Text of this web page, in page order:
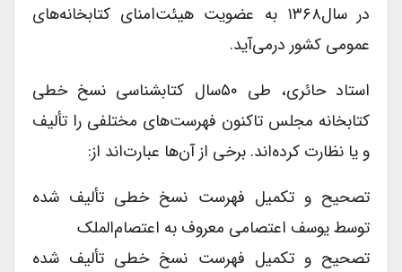
در سال۱۳۶۸ به عضویت هیئت‌امنای کتابخانه‌های
عمومى کشور درمی‌آید.
استاد حائرى، طى ۵۰سال کتابشناسى نسخ خطى
کتابخانه مجلس تاکنون فهرست‌های مختلفى را تألیف
و یا نظارت کرده‌اند. برخى از آن‌ها عبارت‌اند از:
تصحیح و تکمیل فهرست نسخ خطى تألیف شده
توسط یوسف اعتصامى معروف به اعتصام‌الملک
تصحیح و تکمیل فهرست نسخ خطى تألیف شده